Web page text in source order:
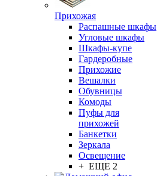
Прихожая
Распашные шкафы
Угловые шкафы
Шкафы-купе
Гардеробные
Прихожие
Вешалки
Обувницы
Комоды
Пуфы для
прихожей
Банкетки
Зеркала
Освещение
+ ЕЩЕ 2